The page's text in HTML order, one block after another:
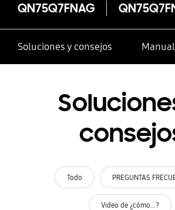
QN75Q7FNAG
Soluciones y consejos
Todo PREGUNTAS
Video de ¿cómo...?